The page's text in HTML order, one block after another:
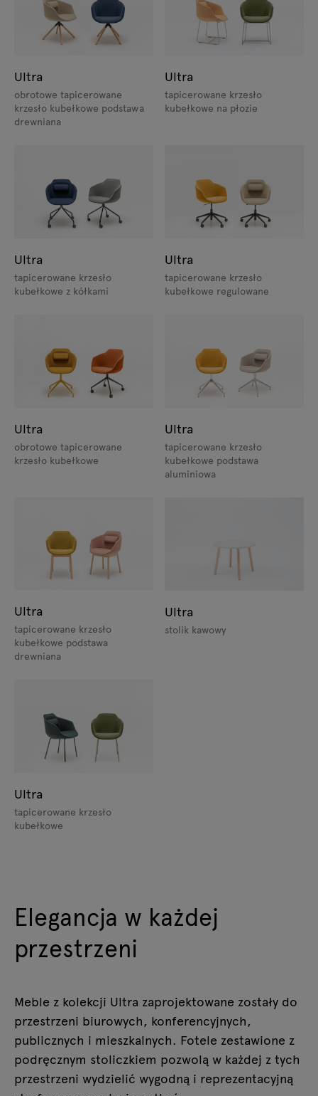
Ultra
obrotowe tapicerowane
krzesło kubełkowe podstawa
drewniana
Ultra
tapicerowane krzesło
kubełkowe na płozie
Ultra
tapicerowane krzesło
kubełkowe z kółkami
Ultra
tapicerowane krzesło
kubełkowe regulowane
Ultra
obrotowe tapicerowane
krzesło kubełkowe
Ultra
tapicerowane krzesło
kubełkowe podstawa
aluminiowa
Ultra
tapicerowane krzesło
kubełkowe podstawa
drewniana
Ultra
stolik kawowy
Ultra
tapicerowane krzesło
kubełkowe
Elegancja w każdej
przestrzeni
Meble z kolekcji Ultra zaprojektowane zostały do
przestrzeni biurowych, konferencyjnych,
publicznych i mieszkalnych. Fotele zestawione z
podręcznym stoliczkiem pozwolą w każdej z tych
przestrzeni wydzielić wygodną i reprezentacyjną